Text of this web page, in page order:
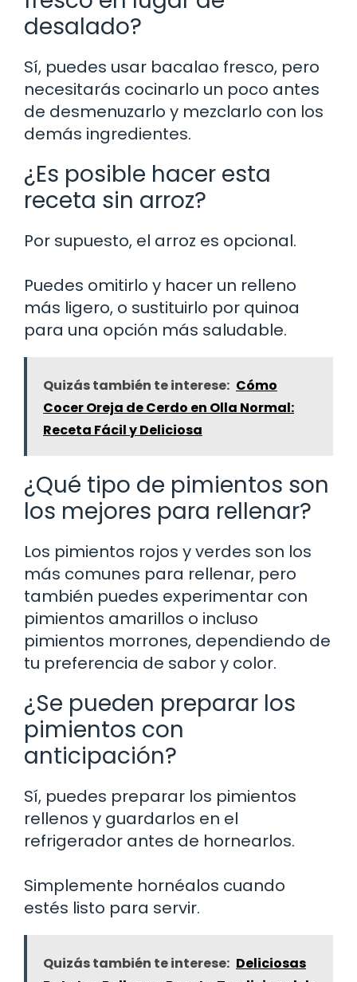
desalado?
Sí, puedes usar bacalao fresco, pero
necesitarás cocinarlo un poco antes
de desmenuzarlo y mezclarlo con los
demás ingredientes.
¿Es posible hacer esta
receta sin arroz?
Por supuesto, el arroz es opcional.
Puedes omitirlo y hacer un relleno
más ligero, o sustituirlo por quinoa
para una opción más saludable.
Quizás también te interese: Cómo
Cocer Oreja de Cerdo en Olla Normal:
Receta Fácil y Deliciosa
¿Qué tipo de pimientos son
los mejores para rellenar?
Los pimientos rojos y verdes son los
más comunes para rellenar, pero
también puedes experimentar con
pimientos amarillos o incluso
pimientos morrones, dependiendo de
tu preferencia de sabor y color.
¿Se pueden preparar los
pimientos con
anticipación?
Sí, puedes preparar los pimientos
rellenos y guardarlos en el
refrigerador antes de hornearlos.
Simplemente hornéalos cuando
estés listo para servir.
Quizás también te interese: Deliciosas